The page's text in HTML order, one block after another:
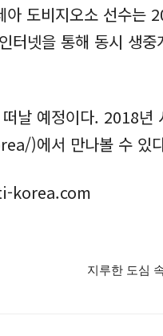
도비지오소 선수는
넷을 통해 동시 생
날 예정이다. 2018년
)에서 만나볼 수 있
korea.com
지루한 도심